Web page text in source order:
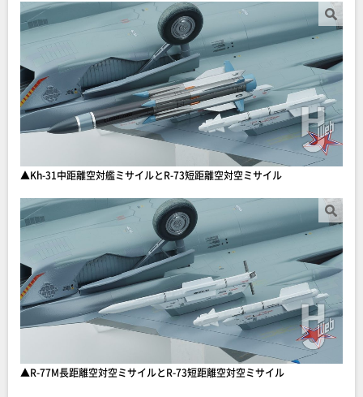
▲Kh-31中距離空対艦ミサイルとR-73短距離空対空ミサイル
▲R-77M長距離空対空ミサイルとR-73短距離空対空ミサイル